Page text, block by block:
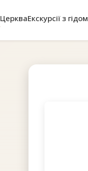
ЦеркваЕкскурсії з гідом